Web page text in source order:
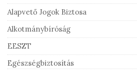
Alapvető Jogok Biztosa
Alkotmánybíróság
EESZT
Egészségbiztosítás